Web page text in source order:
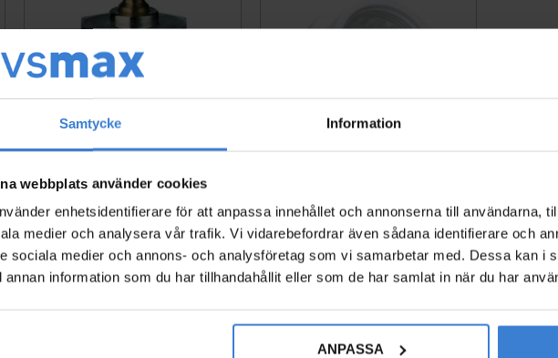
Samtycke Information
webbplats använder cookies
enhetsidentifierare för att anpassa innehållet och annonserna till användarna,
medier och analysera vår trafik. Vi vidarebefordrar även sådana identifierare och
sociala medier och annons- och analysföretag som vi samarbetar med. Dessa kan i
annan information som du har tillhandahållit eller som de har samlat in när du har
ANPASSA
till i favoriter
ADAPTER TILL DANFOSS RA
VL
5354107
242KR
Lägg till i favoriter
A
4808688
108KR
Lägg till i